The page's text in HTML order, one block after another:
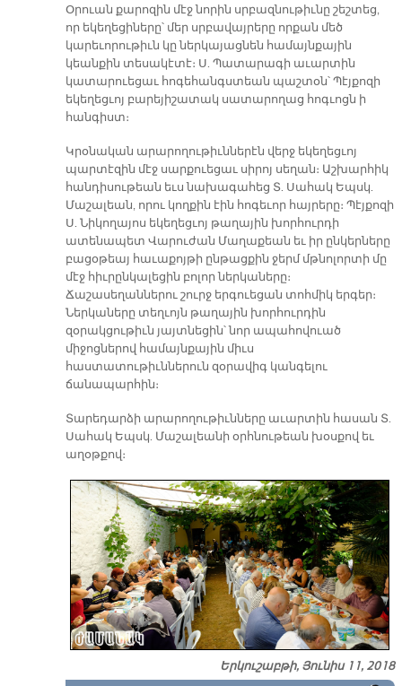
Օրուան քարոզին մէջ նորին սրբազնութիւնը շեշտեց,
որ եկեղեցիները՝ մեր սրբավայրերը որքան մեծ
կարեւորութիւն կը ներկայացնեն համայնքային
կեանքին տեսակէտէ։ Ս. Պատարագի աւարտին
կատարուեցաւ հոգեհանգստեան պաշտօն՝ Պէյքոզի
եկեղեցւոյ բարեյիշատակ սատարողաց հոգւոցն ի
հանգիստ։
Կրօնական արարողութիւններէն վերջ եկեղեցւոյ
պարտէզին մէջ սարքուեցաւ սիրոյ սեղան։ Աշխարհիկ
հանդիսութեան եւս նախագահեց Տ. Սահակ Եպսկ.
Մաշալեան, որու կողքին էին հոգեւոր հայրերը։ Պէյքոզի
Ս. Նիկողայոս եկեղեցւոյ թաղային խորհուրդի
ատենապետ Վարուժան Մաղաքեան եւ իր ընկերները
բացօթեայ հաւաքոյթի ընթացքին ջերմ մթնոլորտի մը
մէջ հիւրընկալեցին բոլոր ներկաները։
Ճաշասեղաններու շուրջ երգուեցան տոհմիկ երգեր։
Ներկաները տեղւոյն թաղային խորհուրդին
զօրակցութիւն յայտնեցին՝ նոր ապահովուած
միջոցներով համայնքային միւս
հաստատութիւններուն զօրավիգ կանգելու
ճանապարհին։
Տարեդարձի արարողութիւնները աւարտին հասան Տ.
Սահակ Եպսկ. Մաշալեանի օրհնութեան խօսքով եւ
աղօթքով։
Երկուշաբթի, Յունիս 11, 2018